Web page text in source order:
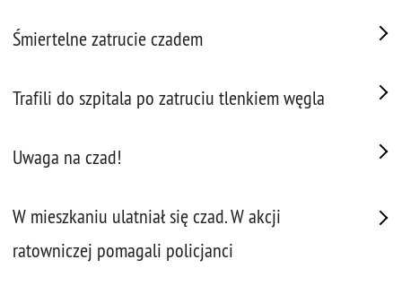
Śmiertelne zatrucie czadem
Trafili do szpitala po zatruciu tlenkiem węgla
Uwaga na czad!
W mieszkaniu ulatniał się czad. W akcji
ratowniczej pomagali policjanci